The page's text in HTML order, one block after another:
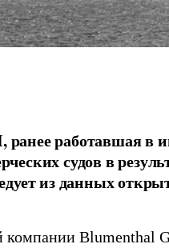
работавшая в
судов в
из данных
компании Blumenthal